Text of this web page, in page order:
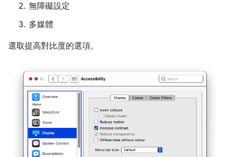
無障礙設定
多媒體
選取提高對比度的選項。